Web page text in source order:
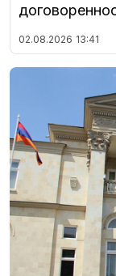
02.08.2026 13:41